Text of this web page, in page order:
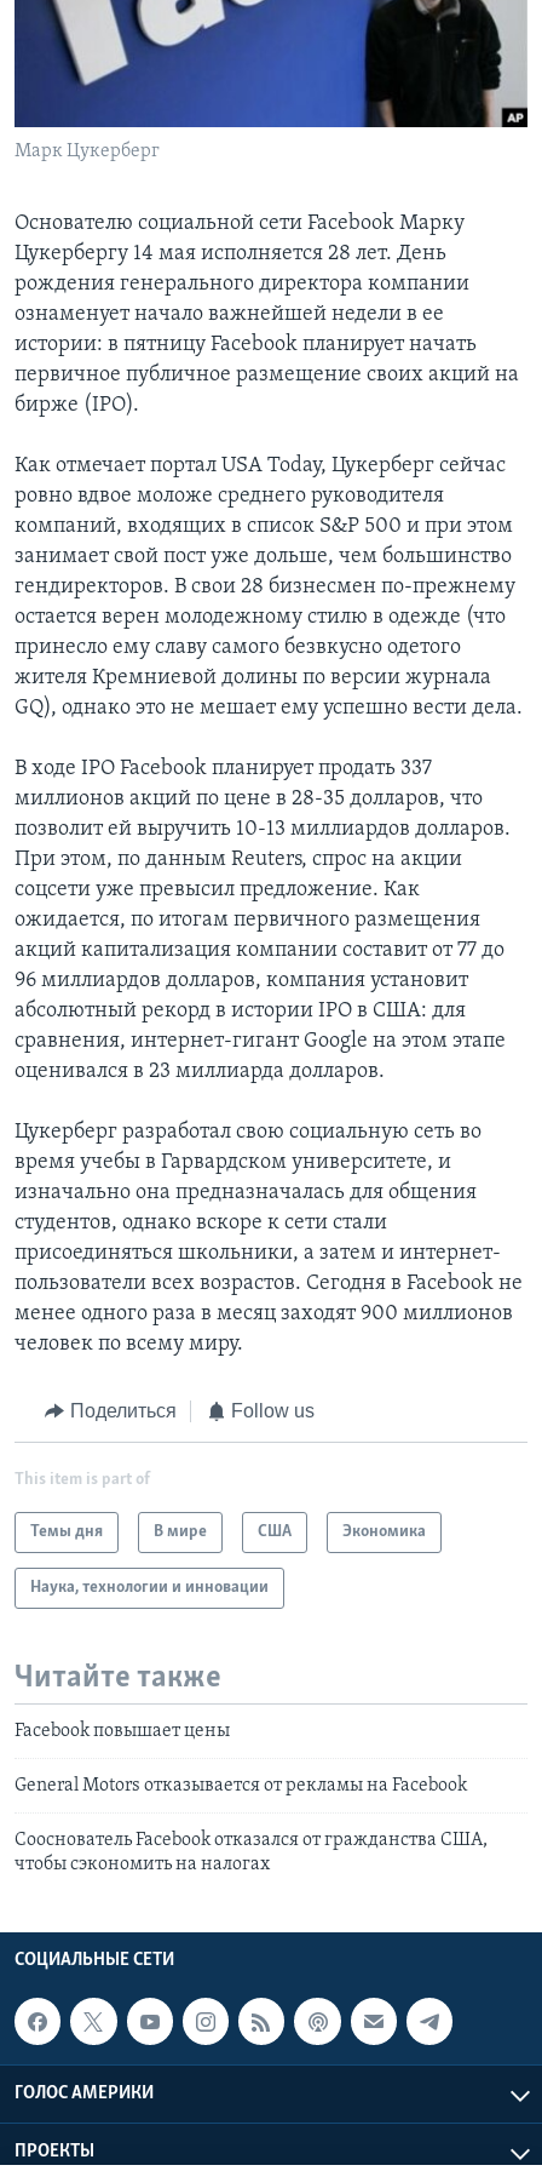
Learning English
Языки
Марк Цукерберг
Основателю социальной сети Facebook Марку
Цукербергу 14 мая исполняется 28 лет. День
рождения генерального директора компании
ознаменует начало важнейшей недели в ее
истории: в пятницу Facebook планирует начать
первичное публичное размещение своих акций на
бирже (IPO).
Как отмечает портал USA Today, Цукерберг сейчас
ровно вдвое моложе среднего руководителя
компаний, входящих в список S&P 500 и при этом
занимает свой пост уже дольше, чем большинство
гендиректоров. В свои 28 бизнесмен по-прежнему
остается верен молодежному стилю в одежде (что
принесло ему славу самого безвкусно одетого
жителя Кремниевой долины по версии журнала
GQ), однако это не мешает ему успешно вести дела.
В ходе IPO Facebook планирует продать 337
миллионов акций по цене в 28-35 долларов, что
позволит ей выручить 10-13 миллиардов долларов.
При этом, по данным Reuters, спрос на акции
соцсети уже превысил предложение. Как
ожидается, по итогам первичного размещения
акций капитализация компании составит от 77 до
96 миллиардов долларов, компания установит
абсолютный рекорд в истории IPO в США: для
сравнения, интернет-гигант Google на этом этапе
оценивался в 23 миллиарда долларов.
Цукерберг разработал свою социальную сеть во
время учебы в Гарвардском университете, и
изначально она предназначалась для общения
студентов, однако вскоре к сети стали
присоединяться школьники, а затем и интернет-
пользователи всех возрастов. Сегодня в Facebook не
менее одного раза в месяц заходят 900 миллионов
человек по всему миру.
Поделиться Follow us
This item is part of
Темы дня В мире США Экономика
Наука, технологии и инновации
Читайте также
Facebook повышает цены
General Motors отказывается от рекламы на Facebook
Сооснователь Facebook отказался от гражданства США,
чтобы сэкономить на налогах
СОЦИАЛЬНЫЕ СЕТИ
ГОЛОС АМЕРИКИ
ПРОЕКТЫ